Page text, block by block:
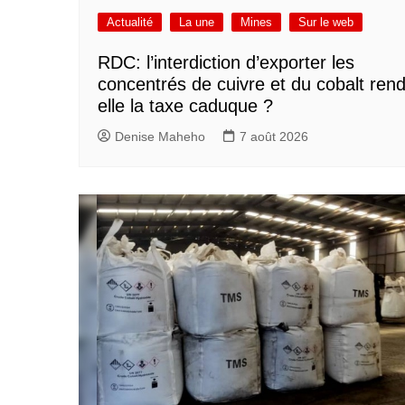
Actualité La une Mines Sur le web
RDC: l’interdiction d’exporter les
concentrés de cuivre et du cobalt
elle la taxe caduque ?
Denise Maheho 7 août 2026